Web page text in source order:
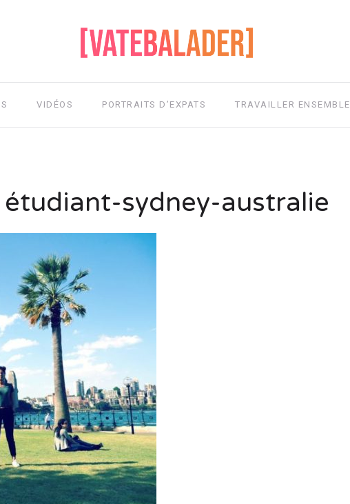
VIDÉOS PORTRAITS D’EXPATS TRAVAILLER ENSEMBLE
étudiant-sydney-australie